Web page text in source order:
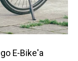
E-Bike'a